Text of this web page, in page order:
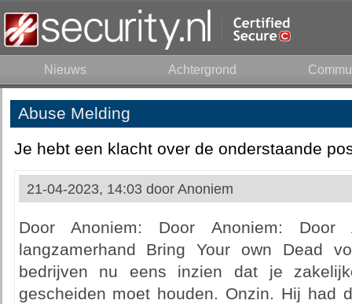
Nieuws Achtergrond
Abuse Melding
Je hebt een klacht over de onderstaande
21-04-2023, 14:03 door Anoniem
Door Anoniem: Door Anoniem:
langzamerhand Bring Your own Dead
bedrijven nu eens inzien dat je
gescheiden moet houden. Onzin. Hij had